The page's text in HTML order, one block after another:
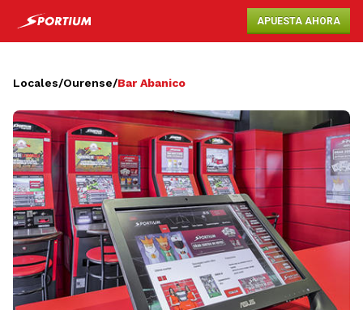
APUESTA AHORA
Locales/Ourense/Bar Abanico